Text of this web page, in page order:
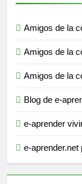
Amigos de la
Amigos de la
Amigos de la
Blog de e-
e-aprender
e-aprender.net